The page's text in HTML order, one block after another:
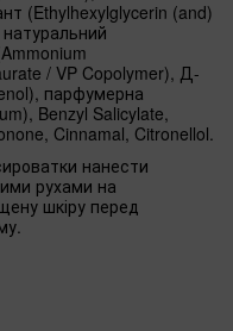
(Ethylhexylglycerin (and)
/ VP Copolymer), Д-
парфумерна
Benzyl Salicylate,
Cinnamal, Citronellol.
нанести
рухами на
шкіру перед